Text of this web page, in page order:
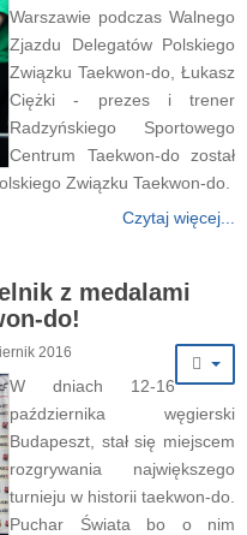
Warszawie podczas Walnego
Zjazdu Delegatów Polskiego
Związku Taekwon-do, Łukasz
Ciężki - prezes i trener
Radzyńskiego Sportowego
Centrum Taekwon-do został
Związku Taekwon-do.
Czytaj więcej...
z medalami
do!
2016
W dniach 12-16
października węgierski
Budapeszt, stał się miejscem
rozgrywania największego
turnieju w historii taekwon-do.
Puchar Świata bo o nim